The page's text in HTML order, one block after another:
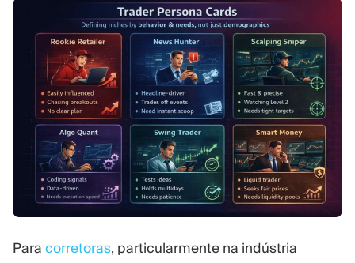
Para corretoras, particularmente na indústria